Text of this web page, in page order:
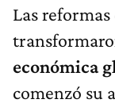
Las reformas
económica
comenzó su